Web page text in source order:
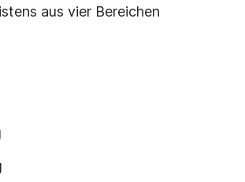
aus vier Bereichen